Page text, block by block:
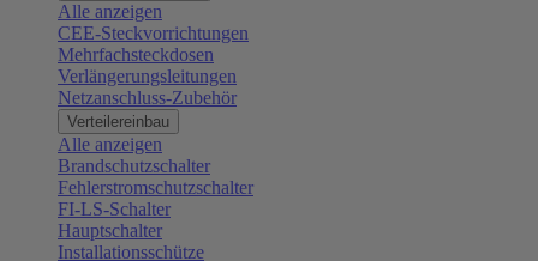
Alle anzeigen
CEE-Steckvorrichtungen
Mehrfachsteckdosen
Verlängerungsleitungen
Netzanschluss-Zubehör
Verteilereinbau
Alle anzeigen
Brandschutzschalter
Fehlerstromschutzschalter
FI-LS-Schalter
Hauptschalter
Installationsschütze